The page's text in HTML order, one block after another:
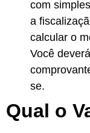
com
a
calcular o
Você
se.
Qual o